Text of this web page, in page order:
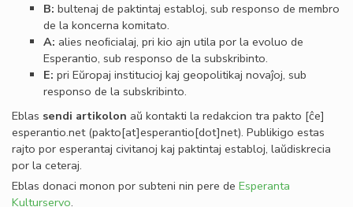
B: bultenaj de paktintaj establoj, sub responso de membro
de la koncerna komitato.
A: alies neoﬁcialaj, pri kio ajn utila por la evoluo de
Esperantio, sub responso de la subskribinto.
E: pri Eŭropaj institucioj kaj geopolitikaj novaĵoj, sub
responso de la subskribinto.
Eblas sendi artikolon aŭ kontakti la redakcion tra pakto [ĉe]
esperantio.net(pakto[at]esperantio[dot]net). Publikigo estas
rajto por esperantaj civitanoj kaj paktintaj establoj, laŭdiskrecia
por la ceteraj.
Eblas donaci monon por subteni nin pere de Esperanta
Kulturservo.